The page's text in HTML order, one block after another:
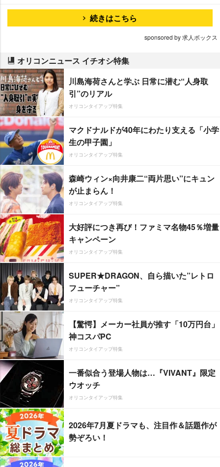
続きはこちら
sponsored by 求人ボックス
オリコンニュース イチオシ特集
川島海荷さんと学ぶ 日常に潜む“人身取
引”のリアル
オリコンタイアップ特集
マクドナルドが40年にわたり支える「小学
生の甲子園」
オリコンタイアップ特集
森崎ウィン×向井康二“両片思い”にキュン
が止まらん！
オリコンタイアップ特集
大好評につき再び！ファミマ名物45％増量
キャンペーン
オリコンタイアップ特集
SUPER★DRAGON、自ら描いた”レトロ
フューチャー”
オリコンタイアップ特集
【驚愕】メーカー社員が推す「10万円台」
神コスパPC
オリコンタイアップ特集
一番似合う登場人物は…『VIVANT』限定
ウオッチ
オリコンタイアップ特集
2026年7月夏ドラマも、注目作＆話題作が
勢ぞろい！